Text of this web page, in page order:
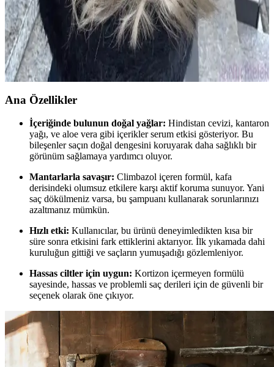
2024 Yılında Popüler Sarı Saç Renkleri ve Trendleri
Hakkında Detaylı Bilgi
2024'te sarı saç renkleri doğal ve sıcak tonlarıyla öne çıkıyor. Bakım
ve renk koruma ipuçlarıyla, trendleri yakalayarak stilinizi
güçlendirin.
Ana Özellikler
İçeriğinde bulunun doğal yağlar: Hindistan cevizi, kantaron
yağı, ve aloe vera gibi içerikler serum etkisi gösteriyor. Bu
bileşenler saçın doğal dengesini koruyarak daha sağlıklı bir
görünüm sağlamaya yardımcı oluyor.
Mantarlarla savaşır: Climbazol içeren formül, kafa
derisindeki olumsuz etkilere karşı aktif koruma sunuyor. Yani
saç dökülmeniz varsa, bu şampuanı kullanarak sorunlarınızı
azaltmanız mümkün.
Hızlı etki: Kullanıcılar, bu ürünü deneyimledikten kısa bir
süre sonra etkisini fark ettiklerini aktarıyor. İlk yıkamada dahi
kuruluğun gittiği ve saçların yumuşadığı gözlemleniyor.
Hassas ciltler için uygun: Kortizon içermeyen formülü
sayesinde, hassas ve problemli saç derileri için de güvenli bir
seçenek olarak öne çıkıyor.